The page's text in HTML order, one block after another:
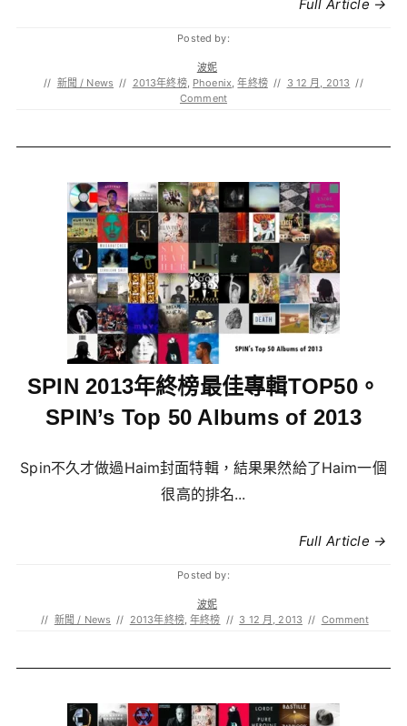
Full Article →
Posted by:
波妮
// 新聞 / News // 2013年終榜, Phoenix,年終榜 // 3 12 月, 2013 //
Comment
SPIN 2013年終榜最佳專輯TOP50。
SPIN’s Top 50 Albums of 2013
Spin不久才做過Haim封面特輯，結果果然給了Haim一個
很高的排名...
Full Article →
Posted by:
波妮
// 新聞 / News // 2013年終榜,年終榜 // 3 12 月, 2013 // Comment